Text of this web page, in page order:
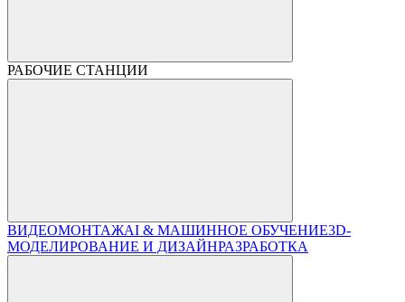
РАБОЧИЕ СТАНЦИИ
ВИДЕОМОНТАЖAI & МАШИННОЕ ОБУЧЕНИЕ3D-
МОДЕЛИРОВАНИЕ И ДИЗАЙНРАЗРАБОТКА